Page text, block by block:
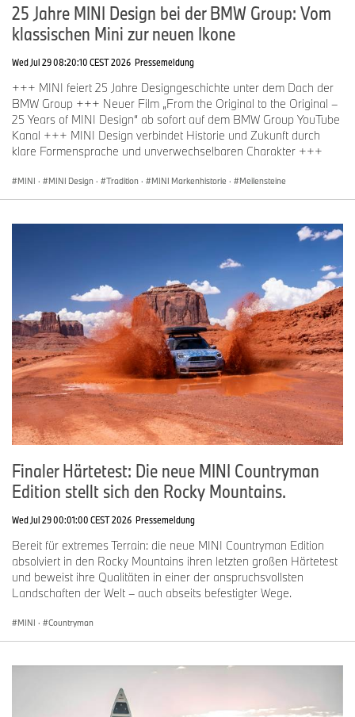
Energieeffizienzkategorie 2025
Bitte wenden Sie sich bei Rückfragen an:
Presse- und Öffentlichkeitsarbeit
Shaira Müller, Corporate Communications
Tel: +41 58 269 1092
Sven Grützmacher, Director of Corporate Communications
Tel: +41 58 269 1091
Mail: sven.gruetzmacher@bmw.ch
25 Jahre MINI Design bei der BMW Group: Vom
klassischen Mini zur neuen Ikone
Wed Jul 29 08:20:10 CEST 2026 Pressemeldung
+++ MINI feiert 25 Jahre Designgeschichte unter dem Dach der
BMW Group +++ Neuer Film „From the Original to the Original –
25 Years of MINI Design“ ab sofort auf dem BMW Group YouTube
Kanal +++ MINI Design verbindet Historie und Zukunft durch
klare Formensprache und unverwechselbaren Charakter +++
MINI · MINI Design · Tradition · MINI Markenhistorie · Meilensteine
Finaler Härtetest: Die neue MINI Countryman
Edition stellt sich den Rocky Mountains.
Wed Jul 29 00:01:00 CEST 2026 Pressemeldung
Bereit für extremes Terrain: die neue MINI Countryman Edition
absolviert in den Rocky Mountains ihren letzten großen Härtetest
und beweist ihre Qualitäten in einer der anspruchsvollsten
Landschaften der Welt – auch abseits befestigter Wege.
MINI · Countryman